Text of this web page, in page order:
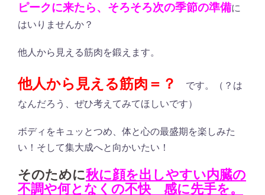
ピークに来たら、そろそろ次の季節の準備に
はいりませんか？
他人から見える筋肉を鍛えます。
他人から見える筋肉＝？
です。（？は
なんだろう、ぜひ考えてみてほしいです）
ボディをキュッとつめ、体と心の最盛期を楽しみた
い！そして集大成へと向かいたい！
そのために秋に顔を出しやすい内臓の
不調や何となくの不快 感に先手を。